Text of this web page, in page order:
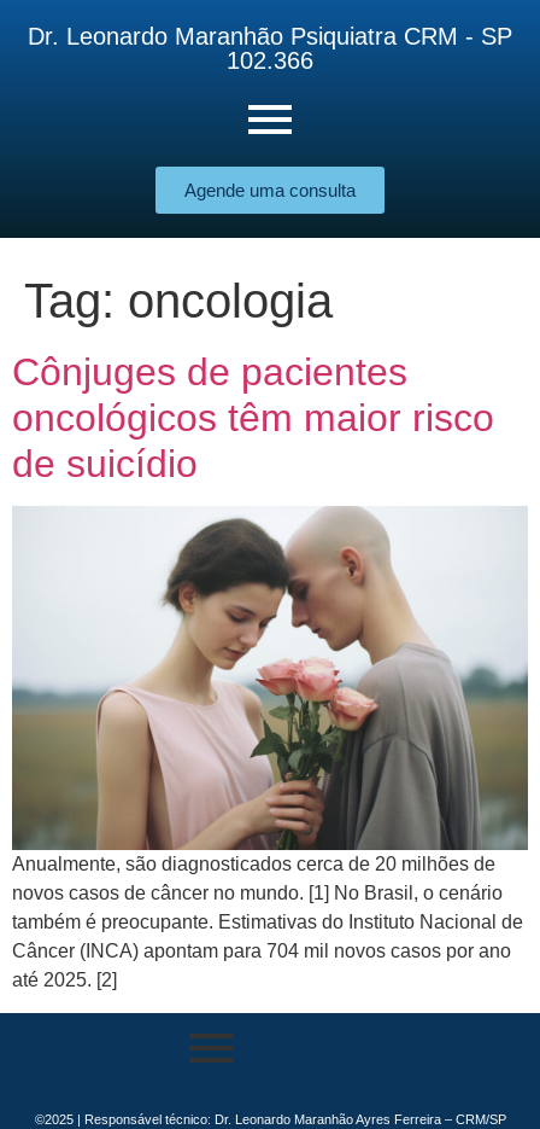
Dr. Leonardo Maranhão Psiquiatra CRM - SP
102.366
Agende uma consulta
Tag: oncologia
Cônjuges de pacientes
oncológicos têm maior risco
de suicídio
Anualmente, são diagnosticados cerca de 20 milhões de
novos casos de câncer no mundo. [1] No Brasil, o cenário
também é preocupante. Estimativas do Instituto Nacional de
Câncer (INCA) apontam para 704 mil novos casos por ano
até 2025. [2]
©2025 | Responsável técnico: Dr. Leonardo Maranhão Ayres Ferreira – CRM/SP